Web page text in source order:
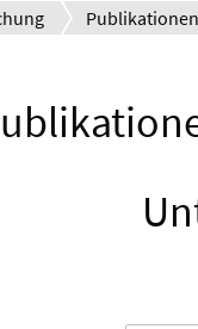
Publikationen